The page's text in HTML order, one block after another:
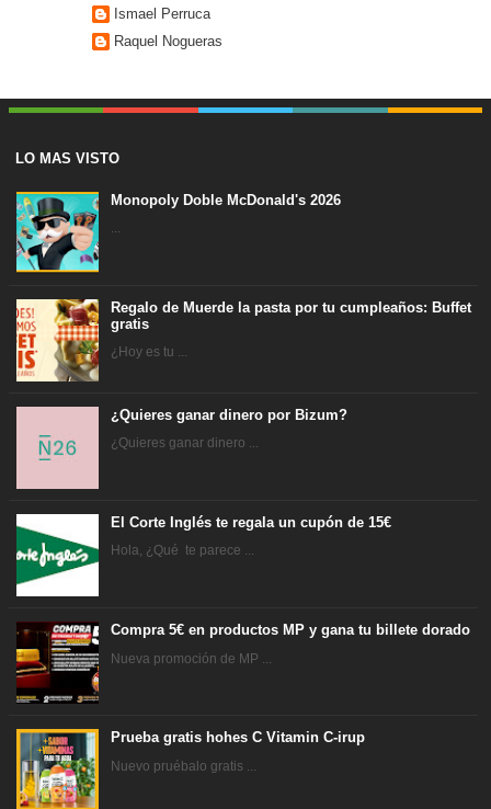
Ismael Perruca
Raquel Nogueras
LO MAS VISTO
Monopoly Doble McDonald's 2026
...
Regalo de Muerde la pasta por tu cumpleaños: Buffet
gratis
¿Hoy es tu ...
¿Quieres ganar dinero por Bizum?
¿Quieres ganar dinero ...
El Corte Inglés te regala un cupón de 15€
Hola, ¿Qué te parece ...
Compra 5€ en productos MP y gana tu billete dorado
Nueva promoción de MP ...
Prueba gratis hohes C Vitamin C-irup
Nuevo pruébalo gratis ...